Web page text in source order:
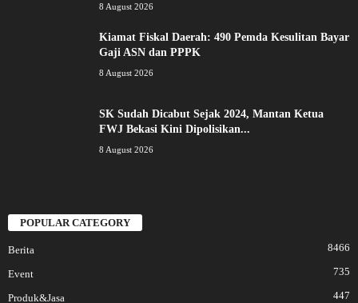
8 August 2026
Kiamat Fiskal Daerah: 490 Pemda Kesulitan Bayar
Gaji ASN dan PPPK
8 August 2026
SK Sudah Dicabut Sejak 2024, Mantan Ketua
FWJ Bekasi Kini Dipolisikan...
8 August 2026
POPULAR CATEGORY
Berita 8466
Event 735
Produk&Jasa 447